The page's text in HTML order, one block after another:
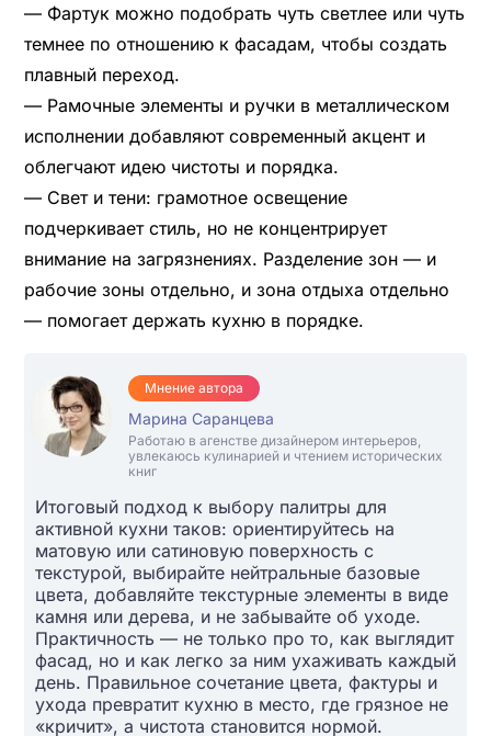
— Фартук можно подобрать чуть светлее или чуть
темнее по отношению к фасадам, чтобы создать
плавный переход.
— Рамочные элементы и ручки в металлическом
исполнении добавляют современный акцент и
облегчают идею чистоты и порядка.
— Свет и тени: грамотное освещение
подчеркивает стиль, но не концентрирует
внимание на загрязнениях. Разделение зон — и
рабочие зоны отдельно, и зона отдыха отдельно
— помогает держать кухню в порядке.
Мнение автора
Марина Саранцева
Работаю в агенстве дизайнером интерьеров,
увлекаюсь кулинарией и чтением исторических
книг
Итоговый подход к выбору палитры для
активной кухни таков: ориентируйтесь на
матовую или сатиновую поверхность с
текстурой, выбирайте нейтральные базовые
цвета, добавляйте текстурные элементы в виде
камня или дерева, и не забывайте об уходе.
Практичность — не только про то, как выглядит
фасад, но и как легко за ним ухаживать каждый
день. Правильное сочетание цвета, фактуры и
ухода превратит кухню в место, где грязное не
«кричит», а чистота становится нормой.